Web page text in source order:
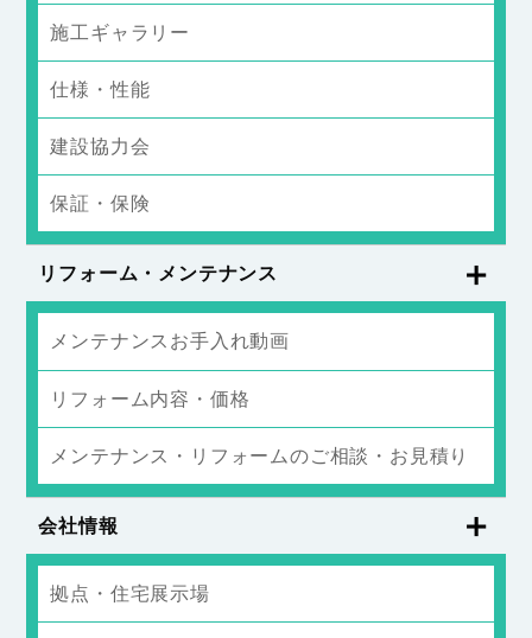
施工ギャラリー
仕様・性能
建設協力会
保証・保険
リフォーム・メンテナンス
メンテナンスお手入れ動画
リフォーム内容・価格
メンテナンス・リフォームのご相談・お見積り
会社情報
拠点・住宅展示場